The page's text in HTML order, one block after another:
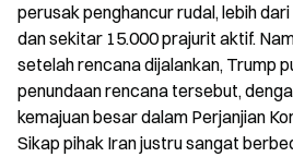
perusak penghancur rudal, lebih
dan sekitar 15.000 prajurit aktif.
setelah rencana dijalankan, Trump
penundaan rencana tersebut,
kemajuan besar dalam Perjanjian
Sikap pihak Iran justru sangat